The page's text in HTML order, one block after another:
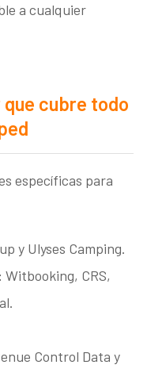
a cualquier
cubre todo
específicas para
y Ulyses Camping.
Witbooking, CRS,
Control Data y